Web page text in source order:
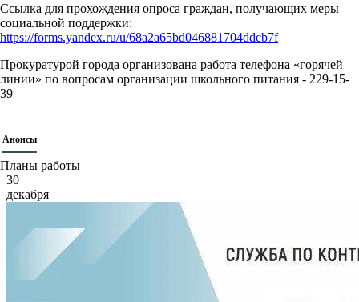
Ссылка для прохождения опроса граждан, получающих меры
социальной поддержки:
https://forms.yandex.ru/u/68a2a65bd046881704ddcb7f
Прокуратурой города организована работа телефона «горячей
линии» по вопросам организации школьного питания - 229-15-
39
Анонсы
Планы работы
30
декабря